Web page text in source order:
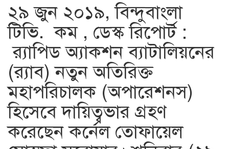
২৯ জুন ২০১৯, বিন্দুবাংলা
টিভি. কম , ডেস্ক রিপোর্ট :
র‍্যাপিড অ্যাকশন ব্যাটালিয়নের
(র‌্যাব) নতুন অতিরিক্ত
মহাপরিচালক (অপারেশনস)
হিসেবে দায়িত্বভার গ্রহণ
করেছেন কর্নেল তোফায়েল